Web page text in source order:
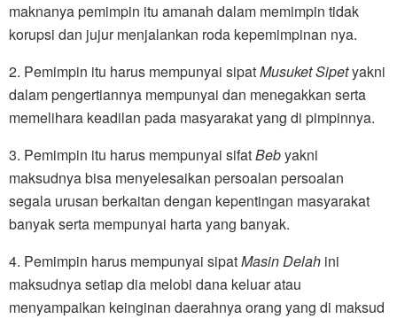
maknanya pemimpin itu amanah dalam memimpin tidak
korupsi dan jujur menjalankan roda kepemimpinan nya.
2. Pemimpin itu harus mempunyai sipatMusuket Sipetyakni
dalam pengertiannya mempunyai dan menegakkan serta
memelihara keadilan pada masyarakat yang di pimpinnya.
3. Pemimpin itu harus mempunyai sifatBebyakni
maksudnya bisa menyelesaikan persoalan persoalan
segala urusan berkaitan dengan kepentingan masyarakat
banyak serta mempunyai harta yang banyak.
4. Pemimpin harus mempunyai sipatMasin Delah ini
maksudnya setiap dia melobi dana keluar atau
menyampaikan keinginan daerahnya orang yang di maksud